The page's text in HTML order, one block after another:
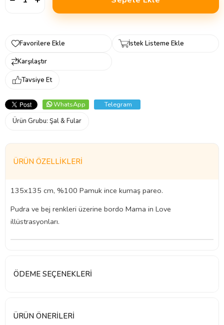
Favorilere Ekle
İstek Listeme Ekle
Karşılaştır
Tavsiye Et
WhatsApp
Telegram
Ürün Grubu: Şal & Fular
ÜRÜN ÖZELLIKLERI
135x135 cm, %100 Pamuk ince kumaş pareo.
Pudra ve bej renkleri üzerine bordo Mama in Love
illüstrasyonları.
ÖDEME SEÇENEKLERI
ÜRÜN ÖNERILERI